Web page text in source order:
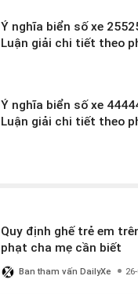
Ý nghĩa biển số xe
Luận giải chi tiết theo
Ý nghĩa biển số xe
Luận giải chi tiết theo
Quy định ghế trẻ em
phạt cha mẹ cần biết
Ban tham vấn DailyXe